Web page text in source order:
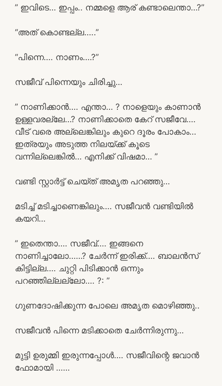
” ഇവിടെ… ഇപ്പം.. നമ്മളെ ആര് കണ്ടാലെന്താ…?”
“അത് കൊണ്ടല്ല…..”
“പിന്നെ…. നാണം….?”
സജീവ് പിന്നെയും ചിരിച്ചു…
” നാണിക്കാൻ…. എന്താ… ? നാളെയും കാണാൻ
ഉള്ളവരല്ലേ…? നാണിക്കാതെ കേറ് സജീവേ….
വീട് വരെ അല്ലെങ്കിലും കുറെ ദൂരം പോകാം…
ഇത്രയും അടുത്ത നിലയ്ക്ക് കൂടെ
വന്നില്ലെങ്കിൽ… എനിക്ക് വിഷമാ… ”
വണ്ടി സ്റ്റാർട്ട് ചെയ്ത് അമൃത പറഞ്ഞു…
മടിച്ച് മടിച്ചാണെങ്കിലും…. സജീവൻ വണ്ടിയിൽ
കയറി…
” ഇതെന്താ…. സജീവ്…. ഇങ്ങനെ
നാണിച്ചാലോ……? ചേർന്ന് ഇരിക്ക്…. ബാലൻസ്
കിട്ടില്ല…. ചുറ്റി പിടിക്കാൻ ഒന്നും
പറഞ്ഞില്ലല്ലോ…. ?: ”
ഗുണദോഷിക്കുന്ന പോലെ അമൃത മൊഴിഞ്ഞു..
സജീവൻ പിന്നെ മടിക്കാതെ ചേർന്നിരുന്നു…
മുട്ടി ഉരുമ്മി ഇരുന്നപ്പോൾ…. സജീവിന്റെ ജവാൻ
ഫോമായി ……